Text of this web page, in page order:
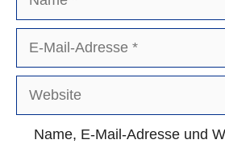
Website
Name, E-Mail-Adresse und